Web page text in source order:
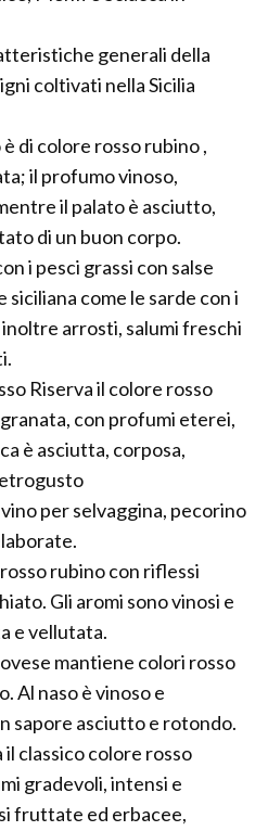
generali della
coltivati nella Sicilia
è di colore rosso rubino ,
il profumo vinoso,
il palato è asciutto,
di un buon corpo.
i pesci grassi con salse
come le sarde con i
arrosti, salumi freschi
Riserva il colore rosso
con profumi eterei,
è asciutta, corposa,
per selvaggina, pecorino
rubino con riflessi
Gli aromi sono vinosi e
e vellutata.
mantiene colori rosso
Al naso è vinoso e
sapore asciutto e rotondo.
classico colore rosso
gradevoli, intensi e
fruttate ed erbacee,